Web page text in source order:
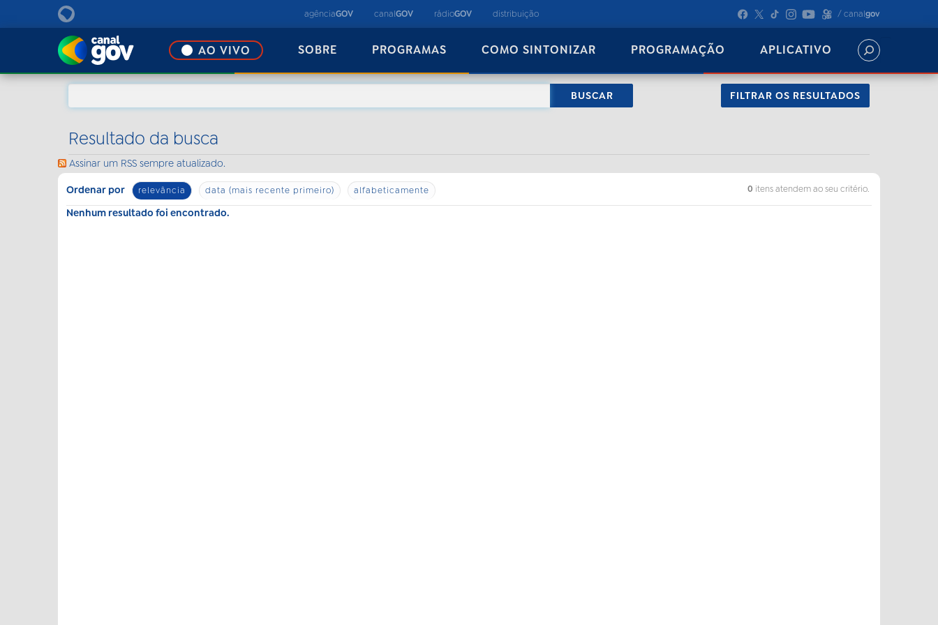
agênciaGOV canalGOV rádioGOV distribuição / canalgov
AO VIVO SOBRE PROGRAMAS COMO SINTONIZAR PROGRAMAÇÃO APLICATIVO
FILTRAR OS RESULTADOS
Resultado da busca
Assinar um RSS sempre atualizado.
0 itens atendem ao seu critério.
Ordenar por relevância data (mais recente primeiro) alfabeticamente
Nenhum resultado foi encontrado.